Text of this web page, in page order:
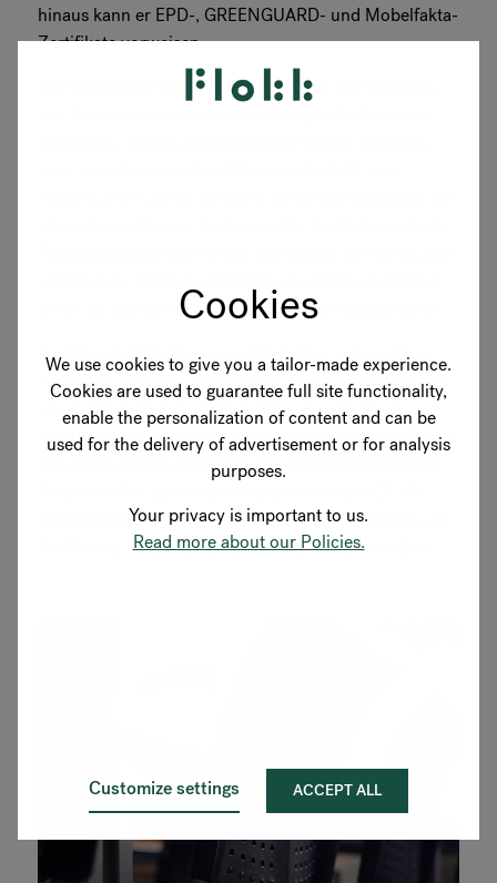
Cookies
We use cookies to give you a tailor-made experience.
Cookies are used to guarantee full site functionality,
enable the personalization of content and can be
used for the delivery of advertisement or for analysis
purposes.
Your privacy is important to us.
Read more about our Policies.
Customize settings ACCEPT ALL
hinaus kann er EPD-, GREENGUARD- und Mobelfakta-
Zertifikate vorweisen.
Die Universität Southampton war von den Vorzügen
Motiv als Symbol für die gemeinsamen Lernbereiche.
Die Universität hat von den Studenten viel positives
Feedback erhalten. Sie nehmen die Stühle häufig von
einem Raum in den anderen mit, um auf keinem
anderen Stuhl sitzen zu müssen. Nach der Einrichtung
der ersten Stühle übernahm das auf Büromöbel und
Kundenbetreuung und ist seither für die Lieferung der
Stühle und Möbel an die Universität verantwortlich.